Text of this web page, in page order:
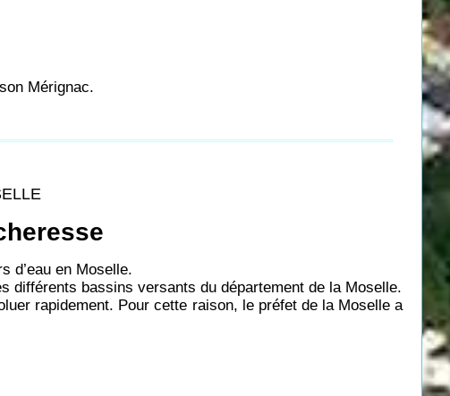
Mérignac.
d’eau en Moselle.
différents bassins versants du département de la Moselle.
rapidement. Pour cette raison, le préfet de la Moselle a